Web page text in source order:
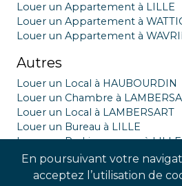
En poursuivant votre
acceptez l’utilisation de
Louer un Appartement à LILLE
Louer un Appartement à
Louer un Appartement à
Autres
Louer un Local à HAUBOURDIN
Louer un Chambre à
Louer un Local à LAMBERSART
Louer un Bureau à LILLE
Louer un Parking garage à LILLE
Louer un Local à LILLE
Louer un Chambre à LILLE